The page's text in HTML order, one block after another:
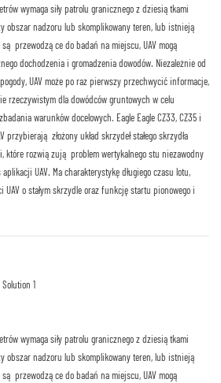
wymaga siły patrolu granicznego z dziesiątkami
obszar nadzoru lub skomplikowany teren, lub istnieją
przewodzące do badań na miejscu, UAV mogą
dochodzenia i gromadzenia dowodów. Niezależnie od
UAV może po raz pierwszy przechwycić informacje,
rzeczywistym dla dowódców gruntowych w celu
warunków docelowych. Eagle Eagle CZ33, CZ35 i
przybierają złożony układ skrzydeł stałego skrzydła
które rozwiązują problem wertykalnego stu niezawodny
UAV. Ma charakterystykę długiego czasu lotu,
UAV o stałym skrzydle oraz funkcję startu pionowego i
wymaga siły patrolu granicznego z dziesiątkami
obszar nadzoru lub skomplikowany teren, lub istnieją
przewodzące do badań na miejscu, UAV mogą